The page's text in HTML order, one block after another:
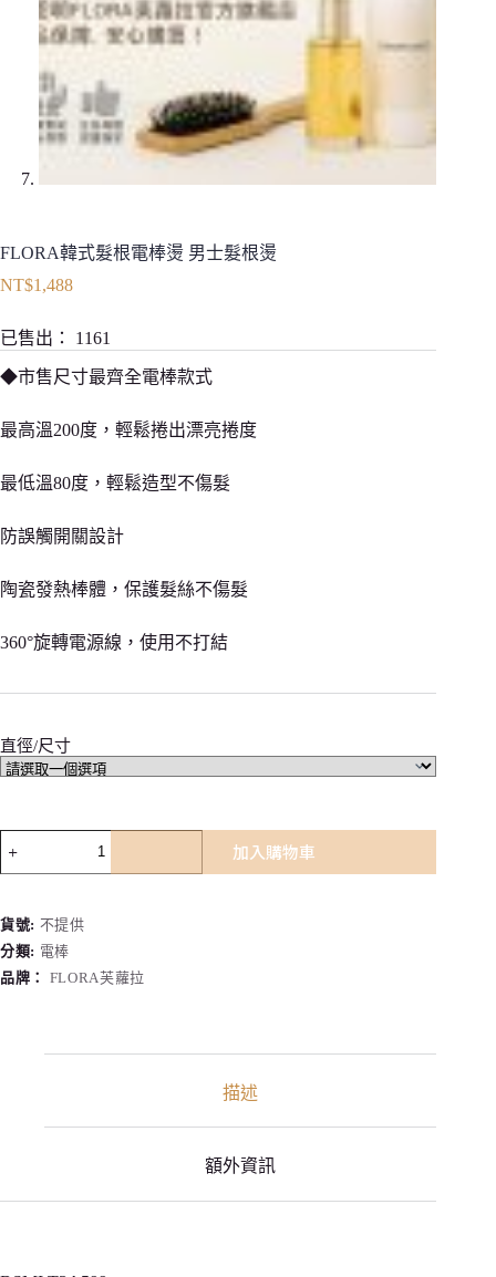
FLORA韓式髮根電棒燙 男士髮根燙
NT$1,488
已售出： 1161
◆市售尺寸最齊全電棒款式
最高溫200度，輕鬆捲出漂亮捲度
最低溫80度，輕鬆造型不傷髮
防誤觸開關設計
陶瓷發熱棒體，保護髮絲不傷髮
360°旋轉電源線，使用不打結
直徑/尺寸
韓
根
電
棒
加入購物車
貨號: 不提供
分類: 電棒
品牌： FLORA芙蘿拉
描述
額外資訊